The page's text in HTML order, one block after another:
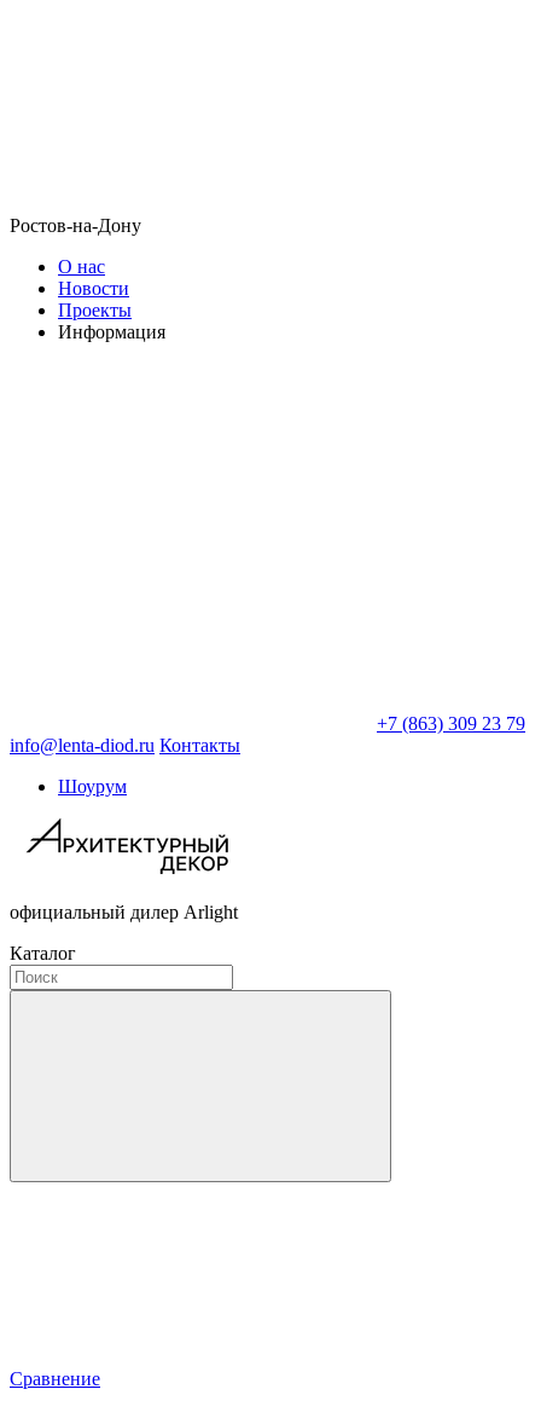
Ростов-на-Дону
О нас
Новости
Проекты
Информация
+7 (863) 309 23 79
info@lenta-diod.ru Контакты
Шоурум
официальный дилер Arlight
Каталог
Сравнение